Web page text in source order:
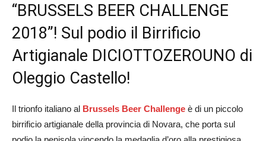
“BRUSSELS BEER CHALLENGE
2018”! Sul podio il Birrificio
Artigianale DICIOTTOZEROUNO di
Oleggio Castello!
Il trionfo italiano al Brussels Beer Challenge è di un piccolo
birrificio artigianale della provincia di Novara, che porta sul